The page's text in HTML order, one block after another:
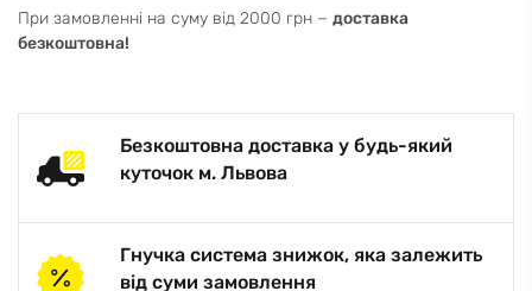
При замовленні на суму від 2000 грн − доставка
безкоштовна!
Безкоштовна доставка у будь-який
куточок м. Львова
Гнучка система знижок, яка залежить
від суми замовлення